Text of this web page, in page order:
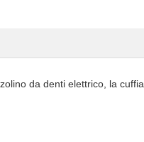
da denti elettrico, la cuffia